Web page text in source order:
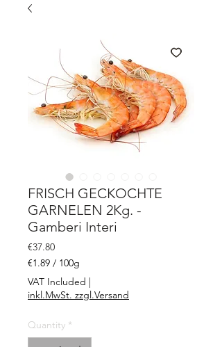
FRISCH GECKOCHTE
GARNELEN 2Kg. -
Gamberi Interi
€37.80Price
€1.89 / 100g
€1.89
per
100
VAT Included |
inkl.MwSt. zzgl.Versand
Quantity *